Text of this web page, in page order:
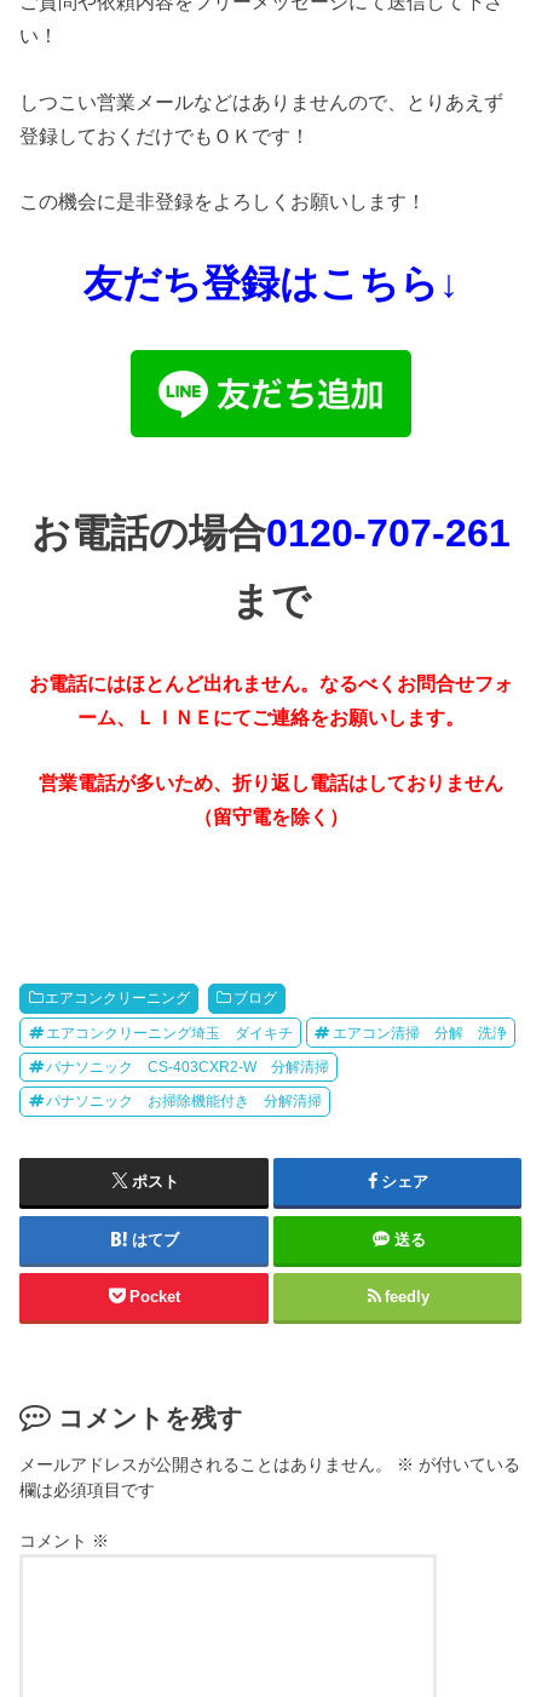
い！
しつこい営業メールなどはありませんので、とりあえず
登録しておくだけでもＯＫです！
この機会に是非登録をよろしくお願いします！
友だち登録はこちら↓
お電話の場合0120-707-261
まで
お電話にはほとんど出れません。なるべくお問合せフォ
ーム、ＬＩＮＥにてご連絡をお願いします。
営業電話が多いため、折り返し電話はしておりません
（留守電を除く）
エアコンクリーニング ブログ
エアコンクリーニング埼玉 ダイキチ エアコン清掃 分解 洗浄
パナソニック CS-403CXR2-W 分解清掃
パナソニック お掃除機能付き 分解清掃
ポスト シェア
はてブ 送る
Pocket feedly
コメントを残す
メールアドレスが公開されることはありません。 ※ が付いている
欄は必須項目です
コメント ※